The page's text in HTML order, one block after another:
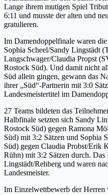
Lange ihrem mutigen Spiel
6:11 und musste der alten und
gratulieren.
Im Damendoppelfinale waren
Sophia Scheel/Sandy Lingstädt
Langschwager/Claudia Propst
Rostock Süd). Und damit nicht
Süd allein gingen, gewann das
ihrer „Süd“-Partnerin mit 3:0
Landesmeistertitel im
27 Teams bildeten das
Halbfinale setzten sich Sandy
Rostock Süd) gegen Ramona
Süd) mit 3:2 Sätzen und Sophia
Süd) gegen Claudia Probst/Erik
Rühn) mit 3:2 Sätzen durch. Das
Lingstädt/Rehberg und waren
Landesmeister.
Im Einzelwettbewerb der